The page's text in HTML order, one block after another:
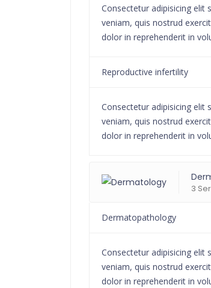
Consectetur adipisicing elit
veniam, quis nostrud
dolor in reprehenderit in
Reproductive infertility
Consectetur adipisicing elit
veniam, quis nostrud
dolor in reprehenderit in
3
Dermatopathology
Consectetur adipisicing elit
veniam, quis nostrud
dolor in reprehenderit in